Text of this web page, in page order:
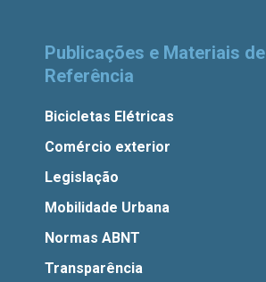
Publicações e Materiais de
Referência
Bicicletas Elétricas
Comércio exterior
Legislação
Mobilidade Urbana
Normas ABNT
Transparência